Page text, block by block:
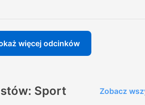
advertising opportunities
this podcast, email:
więcej odcinków
Sport Zobacz